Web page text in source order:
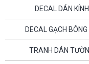
DECAL DÁN KÍNH
DECAL GẠCH
TRANH DÁN